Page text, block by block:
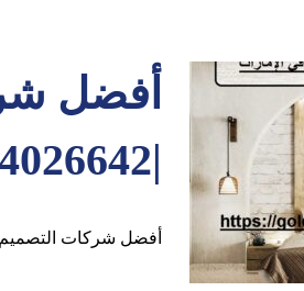
أفضل
|0544026642|شركة الديكور
أفضل شركات التصميم الداخلي في الإمارات